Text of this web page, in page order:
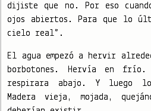
dijiste que no. Por eso
ojos abiertos. Para que lo
cielo real”.
El agua empezó a hervir
borbotones. Hervía en frío.
respirara abajo. Y luego
Madera vieja, mojada,